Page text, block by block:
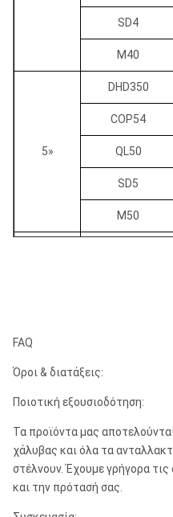
SD4
M40
5»
DHD350
COP54
QL50
SD5
M50
COP84
QL80
FAQ
Όροι & διατάξεις:
Ποιοτική εξουσιοδότηση:
Τα προϊόντα μας
χάλυβας και όλα τα
στέλνουν. Έχουμε γρήγορα τις
και την πρότασή σας.